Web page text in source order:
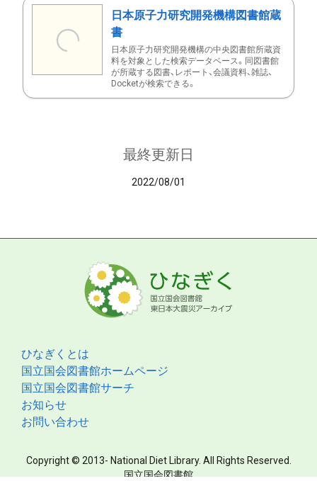
日本原子力研究開発機構図書館蔵
書
日本原子力研究開発機構の中央図書館所蔵資
料を対象とした検索データベース。同図書館
が所蔵する図書、レポート、会議資料、雑誌、
Docketが検索できる。
最終更新日
2022/08/01
ひなぎくとは
国立国会図書館ホームページ
国立国会図書館サーチ
お知らせ
お問い合わせ
Copyright © 2013- National Diet Library. All Rights Reserved.